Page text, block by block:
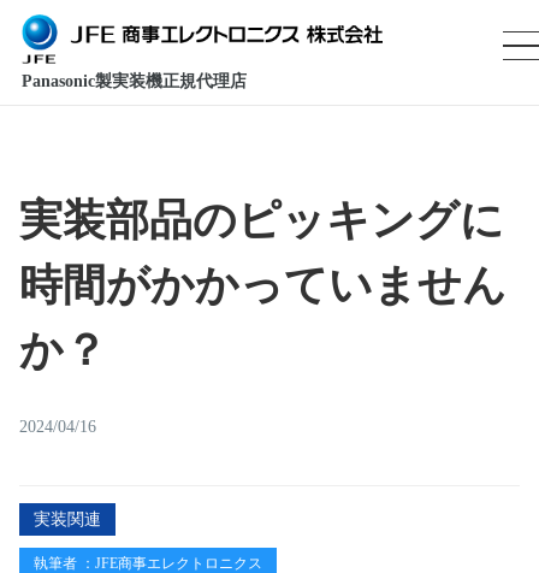
Panasonic製実装機正規代理店
実装部品のピッキングに
時間がかかっていません
か？
2024/04/16
実装関連
執筆者 ：JFE商事エレクトロニクス